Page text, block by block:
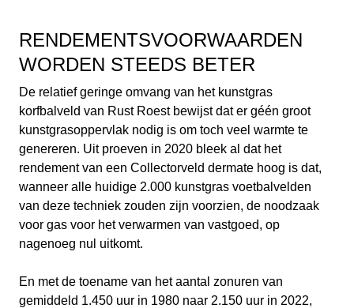
RENDEMENTSVOORWAARDEN
WORDEN STEEDS BETER
De relatief geringe omvang van het kunstgras
korfbalveld van Rust Roest bewijst dat er géén groot
kunstgrasoppervlak nodig is om toch veel warmte te
genereren. Uit proeven in 2020 bleek al dat het
rendement van een Collectorveld dermate hoog is dat,
wanneer alle huidige 2.000 kunstgras voetbalvelden
van deze techniek zouden zijn voorzien, de noodzaak
voor gas voor het verwarmen van vastgoed, op
nagenoeg nul uitkomt.
En met de toename van het aantal zonuren van
gemiddeld 1.450 uur in 1980 naar 2.150 uur in 2022,